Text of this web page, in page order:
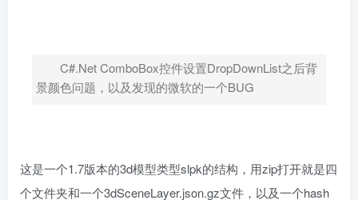
C#.Net ComboBox控件设置DropDownList之后背
景颜色问题，以及发现的微软的一个BUG
这是一个1.7版本的3d模型类型slpk的结构，用zip打开就是四
个文件夹和一个3dSceneLayer.json.gz文件，以及一个hash